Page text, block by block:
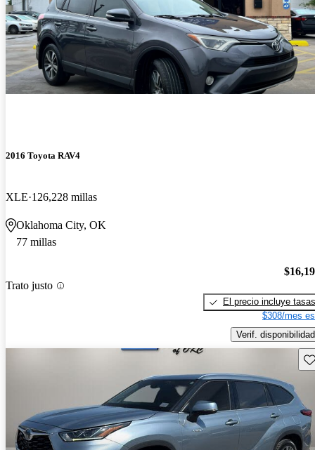
2016 Toyota RAV4
XLE 126,228 millas
Oklahoma City, OK
77 millas
Trato justo
El precio incluye tasas
$308/mes
Verif. disponibilidad